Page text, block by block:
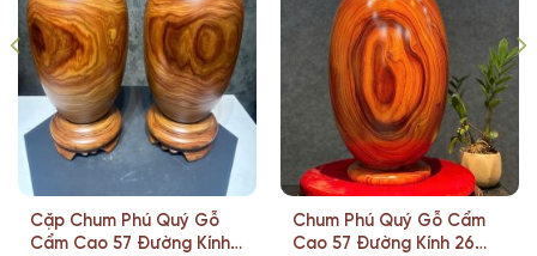
Cặp Chum Phú Quý Gỗ
Cẩm Cao 57 Đường Kính
Chum Phú Quý Gỗ Cẩm
Cao 57 Đường Kính 26